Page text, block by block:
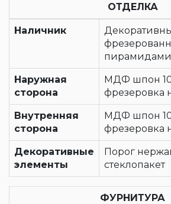
ОТДЕЛКА
Наличник
пирамидами
Наружная
сторона
МДФ шпон
фрезеровка
Внутренняя
сторона
МДФ шпон
фрезеровка
Декоративные
элементы
Порог
стеклопакет
ФУРНИТУРА